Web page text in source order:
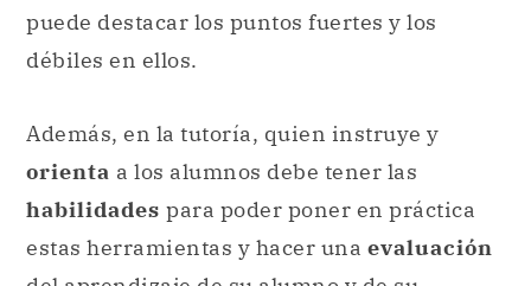
puede destacar los puntos fuertes y los
débiles en ellos.
Además, en la tutoría, quien instruye y
orienta a los alumnos debe tener las
habilidades para poder poner en práctica
estas herramientas y hacer una evaluación